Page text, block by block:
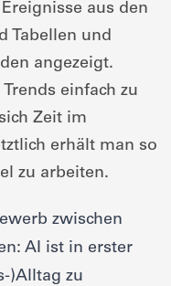
aus den
Tabellen und
angezeigt.
einfach zu
Zeit im
erhält man so
zu arbeiten.
zwischen
AI ist in erster
)Alltag zu